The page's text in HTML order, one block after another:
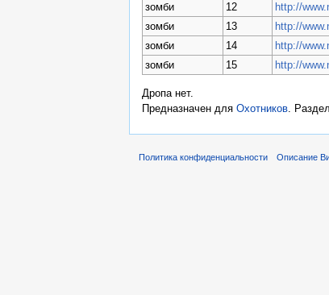
зомби
12
http://
зомби
13
http://
зомби
14
http://
зомби
15 http://
Дропа нет.
Предназначен для Охотников.
Политика конфиденциальности Описание